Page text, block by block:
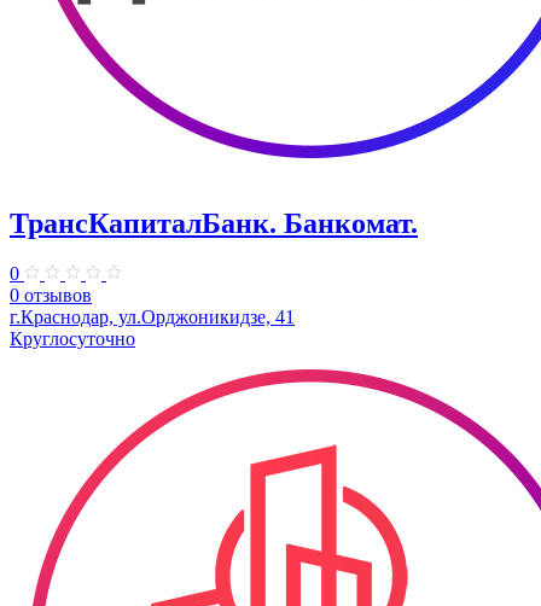
ТрансКапиталБанк. Банкомат.
0
0 отзывов
г.Краснодар, ул.​Орджоникидзе, 41
Круглосуточно